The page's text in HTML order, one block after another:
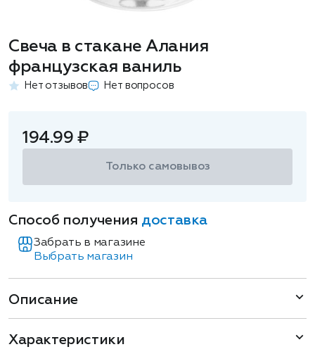
Свеча в стакане Алания
французская ваниль
Нет отзывов Нет вопросов
194.99 ₽
Только самовывоз
Способ получения доставка
Забрать в магазине
Выбрать магазин
Описание
Характеристики